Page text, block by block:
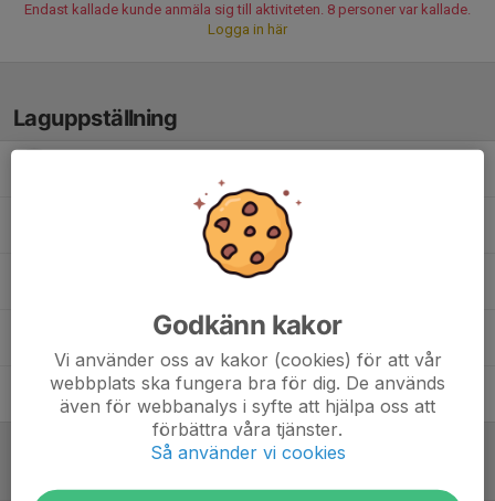
Endast kallade kunde anmäla sig till aktiviteten. 8 personer var kallade.
Logga in här
Laguppställning
, Motionsseniorer - Tis - Järvastaden
Yatharth G.
Godkänn kakor
Vi använder oss av kakor (cookies) för att vår
webbplats ska fungera bra för dig. De används
även för webbanalys i syfte att hjälpa oss att
förbättra våra tjänster.
Så använder vi cookies